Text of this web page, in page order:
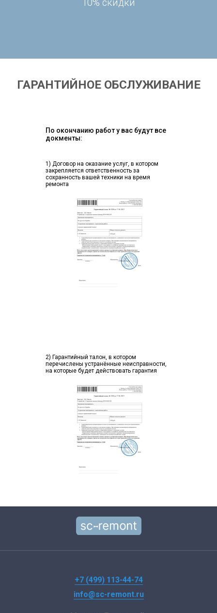
10% скидки
ГАРАНТИЙНОЕ ОБСЛУЖИВАНИЕ
По окончанию работ у вас будут все
докменты:
1) Договор на оказание услуг, в котором
закрепляется ответственность за
сохранность вашей техники на время
ремонта
2) Гарантийный талон, в котором
перечислены устранённые неисправности,
на которые будет действовать гарантия
+7 (499) 113-44-74
info@sc-remont.ru